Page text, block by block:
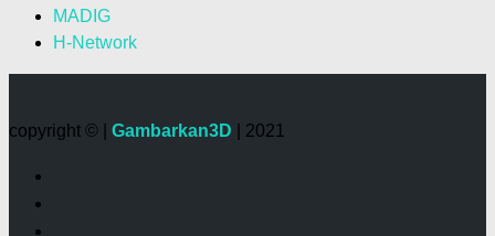
MADIG
H-Network
copyright © | Gambarkan3D | 2021